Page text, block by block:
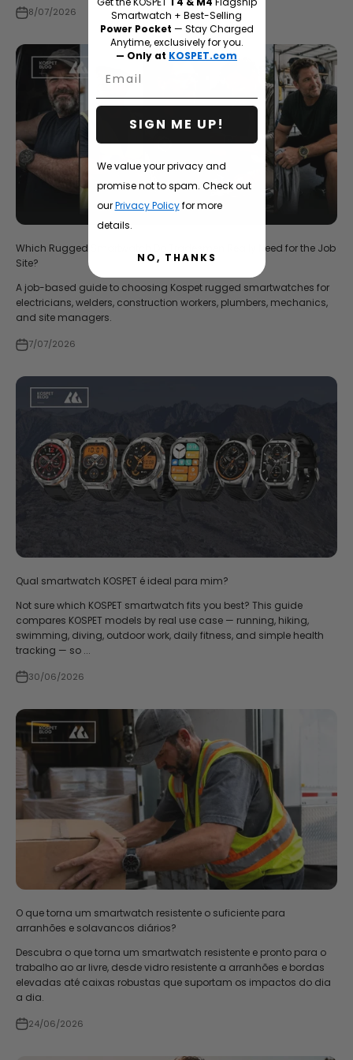
8/07/2026
Which Rugged Smartwatch Do Tradesmen Really Need for the Job
Site?
A job-based guide to choosing Kospet rugged smartwatches for
electricians, welders, construction workers, plumbers, mechanics,
and site managers.
7/07/2026
Qual smartwatch KOSPET é ideal para mim?
Not sure which KOSPET smartwatch fits you best? This guide
compares KOSPET models by real use case — running, hiking,
swimming, diving, outdoor work, daily fitness, and simple health
tracking — so ...
30/06/2026
O que torna um smartwatch resistente o suficiente para
arranhões e solavancos diários?
Descubra o que torna um smartwatch resistente e pronto para o
trabalho ao ar livre, desde vidro resistente a arranhões e bordas
elevadas até caixas robustas que suportam os impactos do dia
a dia.
24/06/2026
Smartwatch + Best-Selling
Power Pocket — Stay Charged
Anytime, exclusively for you.
— Only at KOSPET.com
Email
SIGN ME UP!
We value your privacy and
promise not to spam. Check out
ourPrivacy Policyfor more
details.
NO, THANKS